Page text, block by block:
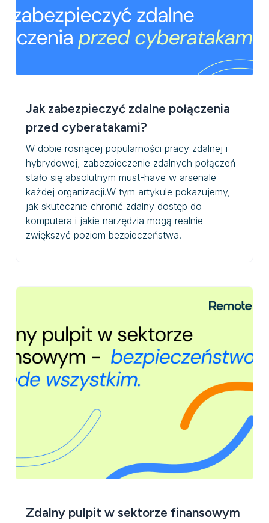
Jak zabezpieczyć zdalne połączenia
przed cyberatakami?
W dobie rosnącej popularności pracy zdalnej i
hybrydowej, zabezpieczenie zdalnych połączeń
stało się absolutnym must-have w arsenale
każdej organizacji.W tym artykule pokazujemy,
jak skutecznie chronić zdalny dostęp do
komputera i jakie narzędzia mogą realnie
zwiększyć poziom bezpieczeństwa.
Zdalny pulpit w sektorze finansowym